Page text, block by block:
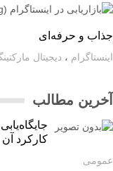
و حرفه‌ای
،دیجیتال مارکتینگ
مطالب
جایگاه‌یابی
کارکرد آن